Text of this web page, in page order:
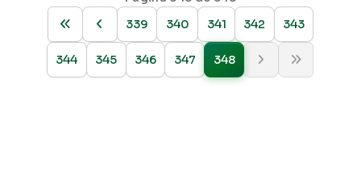
339
340 341 342 343
344 345 346 347 348